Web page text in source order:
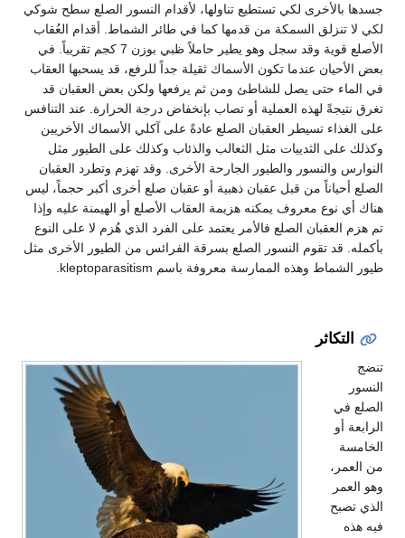
جسدها بالأخرى لكي تستطيع تناولها، لأقدام النسور الصلع سطح شوكي
لكي لا تنزلق السمكة من قدمها كما في طائر الشماط. أقدام العُقاب
الأصلع قوية وقد سجل وهو يطير حاملاً ظبي بوزن 7 كجم تقريباً. في
بعض الأحيان عندما تكون الأسماك ثقيلة جداً للرفع، قد يسحبها العقاب
في الماء حتى يصل للشاطئ ومن ثم يرفعها ولكن بعض العقبان قد
تغرق نتيجةً لهذه العملية أو تصاب بإنخفاض درجة الحرارة. عند التنافس
على الغذاء تسيطر العقبان الصلع عادةً على آكلي الأسماك الأخريين
وكذلك على الثدييات مثل الثعالب والذئاب وكذلك على الطيور مثل
النوارس والنسور والطيور الجارحة الأخرى. وقد تهزم وتطرد العقبان
الصلع أحياناً من قبل عقبان ذهبية أو عقبان صلع أخرى أكبر حجماً، ليس
هناك أي نوع معروف يمكنه هزيمة العقاب الأصلع أو الهيمنة عليه وإذا
تم هزم العقبان الصلع فالأمر يعتمد على الفرد الذي هُزم لا على النوع
بأكمله. قد تقوم النسور الصلع بسرقة الفرائس من الطيور الأخرى مثل
طيور الشماط وهذه الممارسة معروفة باسم kleptoparasitism.
التكاثر
تنضج
النسور
الصلع في
الرابعة أو
الخامسة
من العمر،
وهو العمر
الذي تصبح
فيه هذه